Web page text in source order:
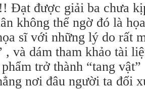
Đạt được giải ba chưa
không thể ngờ đó là
sĩ với những lý do rất
, và dám tham khảo tài
trở thành “tang
nơi đâu người ta đối